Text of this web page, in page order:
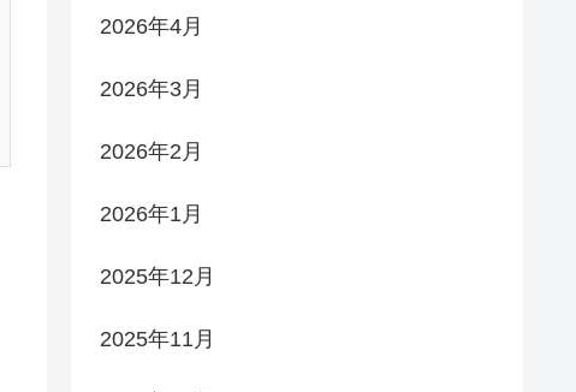
2026年4月
2026年3月
2026年2月
2026年1月
2025年12月
2025年11月